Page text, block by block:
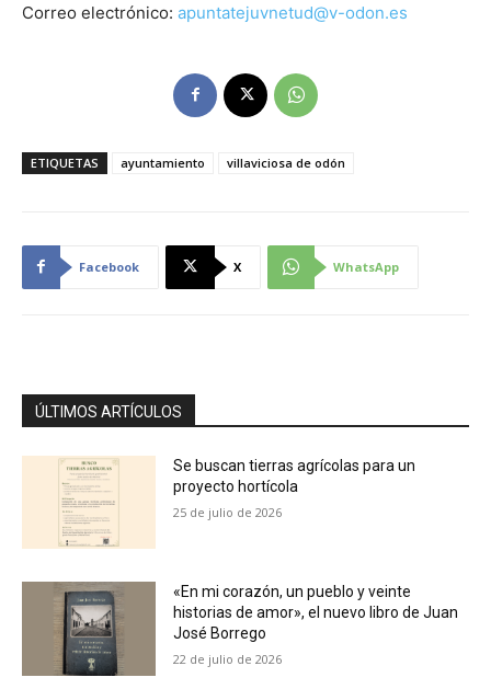
Correo electrónico: apuntatejuvnetud@v-odon.es
ETIQUETAS ayuntamiento villaviciosa de odón
Facebook X WhatsApp
ÚLTIMOS ARTÍCULOS
Se buscan tierras agrícolas para un
proyecto hortícola
25 de julio de 2026
«En mi corazón, un pueblo y veinte
historias de amor», el nuevo libro de Juan
José Borrego
22 de julio de 2026